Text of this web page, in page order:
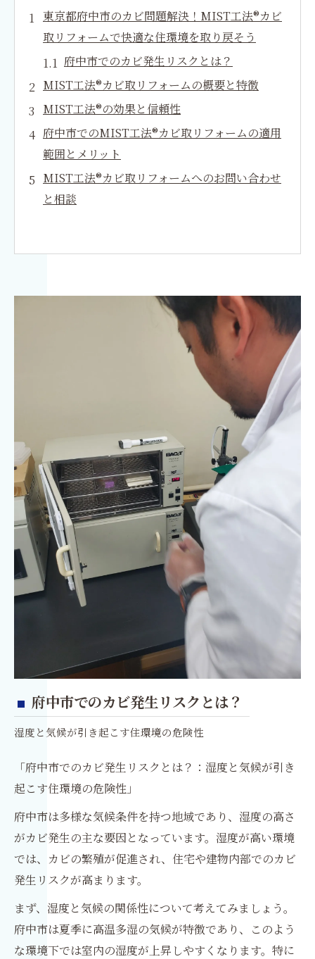
東京都府中市のカビ問題解決！MIST工法®カビ
取リフォームで快適な住環境を取り戻そう
府中市でのカビ発生リスクとは？
MIST工法®カビ取リフォームの概要と特徴
MIST工法®の効果と信頼性
府中市でのMIST工法®カビ取リフォームの適用
範囲とメリット
MIST工法®カビ取リフォームへのお問い合わせ
と相談
府中市でのカビ発生リスクとは？
湿度と気候が引き起こす住環境の危険性
「府中市でのカビ発生リスクとは？：湿度と気候が引き
起こす住環境の危険性」
府中市は多様な気候条件を持つ地域であり、湿度の高さ
がカビ発生の主な要因となっています。湿度が高い環境
では、カビの繁殖が促進され、住宅や建物内部でのカビ
発生リスクが高まります。
まず、湿度と気候の関係性について考えてみましょう。
府中市は夏季に高温多湿の気候が特徴であり、このよう
な環境下では室内の湿度が上昇しやすくなります。特に